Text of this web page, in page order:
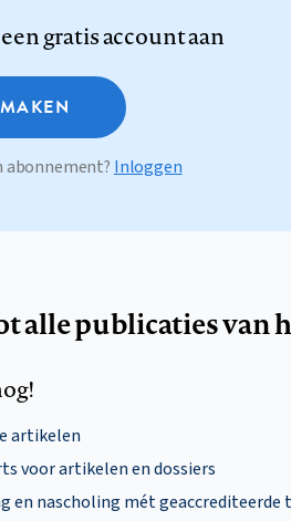
een gratis account aan
abonnement? Inloggen
alle publicaties van
artikelen
voor artikelen en dossiers
en nascholing mét geaccrediteerde